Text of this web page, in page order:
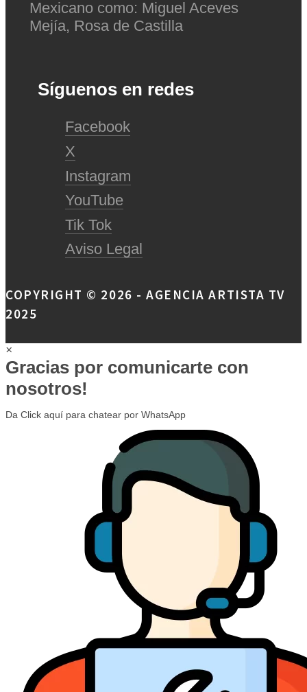
Mexicano como: Miguel Aceves
Mejía, Rosa de Castilla
Síguenos en redes
Facebook
X
Instagram
YouTube
Tik Tok
Aviso Legal
COPYRIGHT © 2026 - AGENCIA ARTISTA TV
2025
×
Gracias por comunicarte con
nosotros!
Da Click aquí para chatear por WhatsApp